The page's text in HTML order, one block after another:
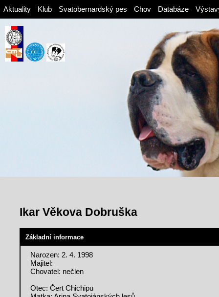
Aktuality Klub Svatobernardský pes Chov Databáze
Ikar Věkova Dobruška
Základní informace
Narozen: 2. 4. 1998
Majitel:
Chovatel: nečlen
Otec: Čert Chichipu